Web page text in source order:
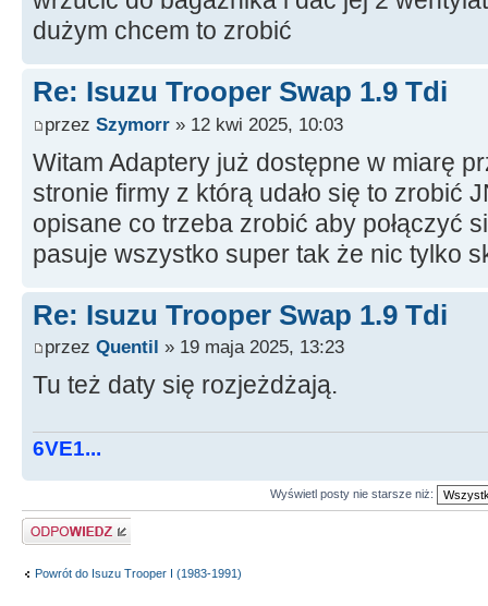
dużym chcem to zrobić
Re: Isuzu Trooper Swap 1.9 Tdi
przez Szymorr » 12 kwi 2025, 10:03
Witam Adaptery już dostępne w miarę
stronie firmy z którą udało się to zrobić
opisane co trzeba zrobić aby połączyć
pasuje wszystko super tak że nic tylko
Re: Isuzu Trooper Swap 1.9 Tdi
przez Quentil » 19 maja 2025, 13:23
Tu też daty się rozjeżdżają.
6VE1...
Wyświetl posty nie starsze niż:
Odpowiedz
Powrót do Isuzu Trooper I (1983-1991)